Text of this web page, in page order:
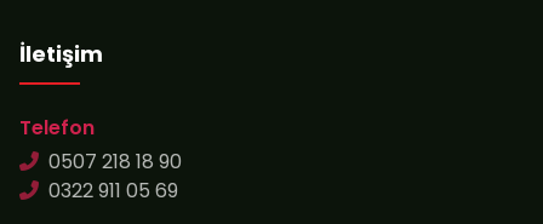
İletişim
Telefon
0507 218 18 90
0322 911 05 69